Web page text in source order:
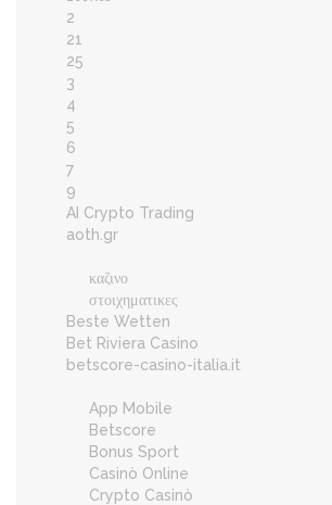
2
21
25
3
4
5
6
7
9
AI Crypto Trading
aoth.gr
καζινο
στοιχηματικες
Beste Wetten
Bet Riviera Casino
betscore-casino-italia.it
App Mobile
Betscore
Bonus Sport
Casinò Online
Crypto Casinò